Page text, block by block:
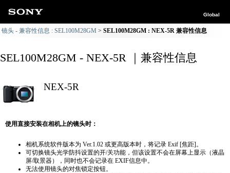
Global
镜头 - 兼容性信息 : SEL100M28GM SEL100M28GM : NEX-5R 兼容性信息
SEL100M28GM - NEX-5R ｜兼容性信息
NEX-5R
使用直接安装在相机上的镜头时：
相机系统软件版本为 Ver.1.02 或更高版本时，将记录 Exif [焦距]。
可切换镜头光学防抖设置的开/关功能，但该设置不会在屏幕上显示（液晶
屏/取景器），同时也不会记录在 EXIF信息中。
无法使用镜头的对焦锁定按钮。